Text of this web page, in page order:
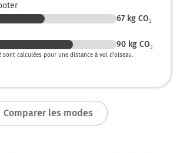
A54 sur 20 kilomètres
67 kg CO₂
90 kg CO₂
sont calculées pour une distance à vol d’oiseau.
Comparer les modes